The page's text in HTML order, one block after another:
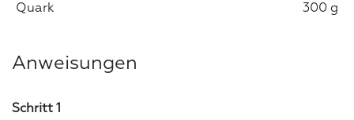
Quark 300 g
Anweisungen
Schritt 1